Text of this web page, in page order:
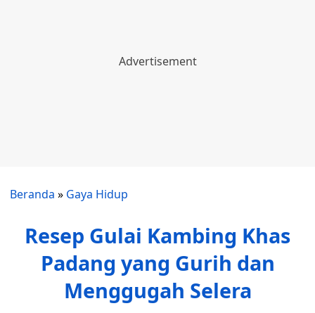
Beranda » Gaya Hidup
Resep Gulai Kambing Khas
Padang yang Gurih dan
Menggugah Selera